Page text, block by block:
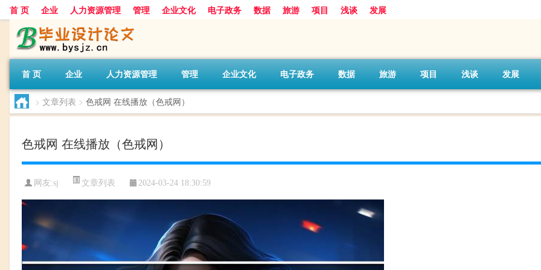
首 页 企业 人力资源管理 管理 企业文化 电子政务 数据 旅游 项目 浅谈 发展
首 页 企业 人力资源管理 管理 企业文化 电子政务 数据 旅游 项目 浅谈 发展
> 文章列表 > 色戒网 在线播放（色戒网）
色戒网 在线播放（色戒网）
网友:sj 文章列表 2024-03-24 18:30:59